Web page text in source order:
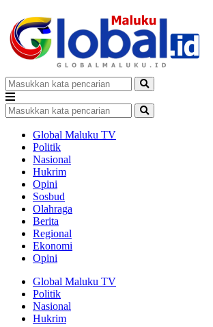
Global Maluku TV
Politik
Nasional
Hukrim
Opini
Sosbud
Olahraga
Berita
Regional
Ekonomi
Opini
Global Maluku TV
Politik
Nasional
Hukrim